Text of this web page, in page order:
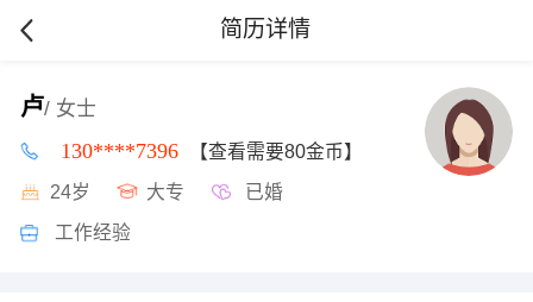
简历详情
卢/ 女士
130****7396 【查看需要80金币】
24岁 大专 已婚
工作经验